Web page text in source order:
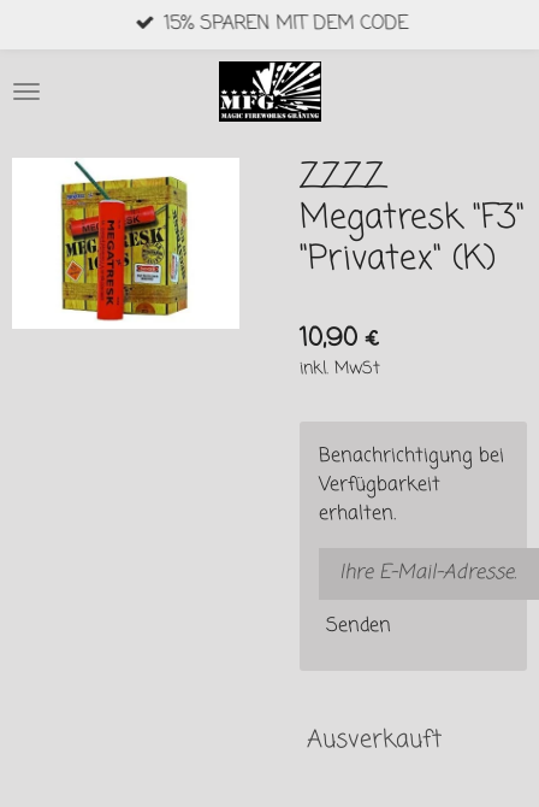
springen
15% SPAREN MIT DEM CODE
ZZZZ
Megatresk "F3"
"Privatex" (K)
10,90 €
inkl. MwSt
Benachrichtigung bei
Verfügbarkeit
erhalten.
Senden
Ausverkauft